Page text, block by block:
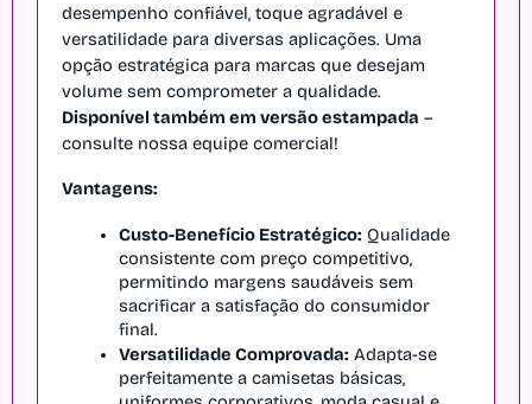
desempenho confiável, toque agradável e
versatilidade para diversas aplicações. Uma
opção estratégica para marcas que desejam
Disponível também em versão estampada –
consulte nossa equipe comercial!
Vantagens:
Custo-Benefício Estratégico: Qualidade
consistente com preço competitivo,
permitindo margens saudáveis sem
sacrificar a satisfação do consumidor
final.
Versatilidade Comprovada: Adapta-se
perfeitamente a camisetas básicas,